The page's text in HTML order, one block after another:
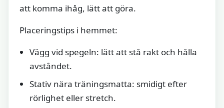
att komma ihåg, lätt att göra.
Placeringstips i hemmet:
Vägg vid spegeln: lätt att stå rakt och hålla
avståndet.
Stativ nära träningsmatta: smidigt efter
rörlighet eller stretch.